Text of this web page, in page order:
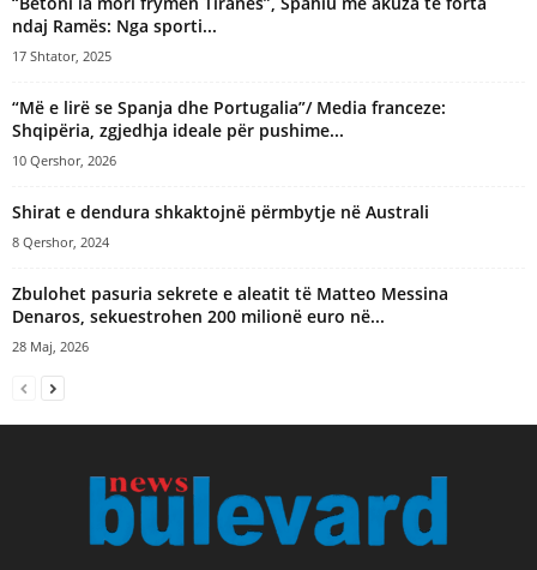
ndaj Ramës: Nga sporti...
17 Shtator, 2025
“Më e lirë se Spanja dhe Portugalia”/ Media franceze:
Shqipëria, zgjedhja ideale për pushime...
10 Qershor, 2026
​Shirat e dendura shkaktojnë përmbytje në Australi
8 Qershor, 2024
Zbulohet pasuria sekrete e aleatit të Matteo Messina
Denaros, sekuestrohen 200 milionë euro në...
28 Maj, 2026